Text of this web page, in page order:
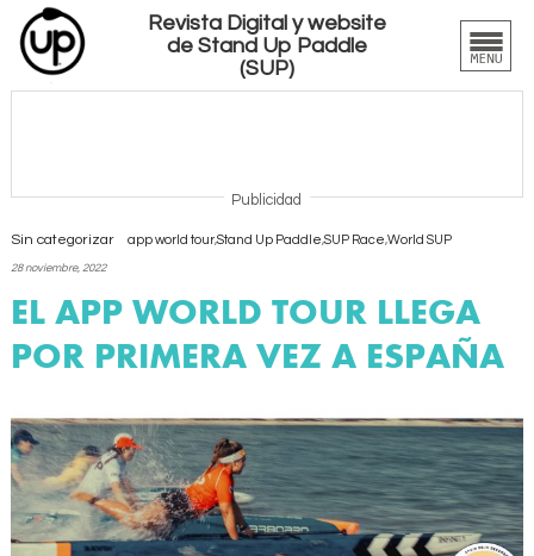
Revista Digital y website
de Stand Up Paddle
(SUP)
Publicidad
Sin categorizar app world tour,Stand Up Paddle,SUP Race,World SUP
28 noviembre, 2022
EL APP WORLD TOUR LLEGA
POR PRIMERA VEZ A ESPAÑA